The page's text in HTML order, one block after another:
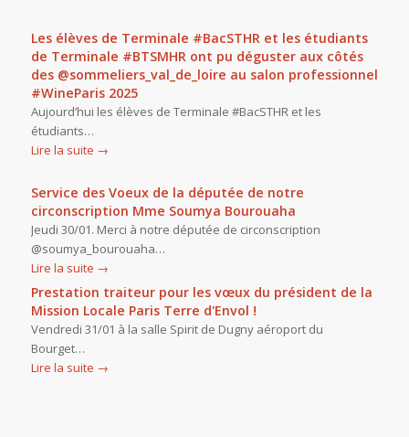
Les élèves de Terminale #BacSTHR et les étudiants
de Terminale #BTSMHR ont pu déguster aux côtés
des @sommeliers_val_de_loire au salon professionnel
#WineParis 2025
Aujourd’hui les élèves de Terminale #BacSTHR et les
étudiants…
Lire la suite →
Service des Voeux de la députée de notre
circonscription Mme Soumya Bourouaha
Jeudi 30/01. Merci à notre députée de circonscription
@soumya_bourouaha…
Lire la suite →
Prestation traiteur pour les vœux du président de la
Mission Locale Paris Terre d'Envol !
Vendredi 31/01 à la salle Spirit de Dugny aéroport du
Bourget…
Lire la suite →